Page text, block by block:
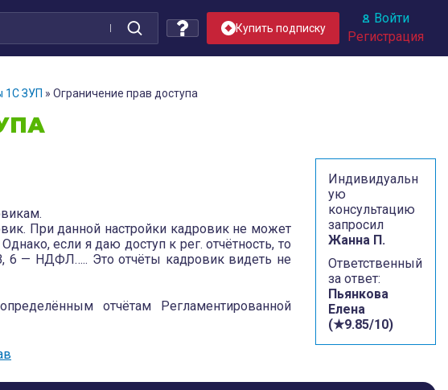
Купить подписку
Войти
Регистрация
1С ЗУП » Ограничение прав доступа
Индивидуальн
ую
консультацию
запросил
Жанна П.
Ответственный
за ответ:
Пьянкова
Елена
(★9.85/10)
При данной настройки кадровик не может
если я даю доступ к рег. отчётность, то
6 — НДФЛ….. Это отчёты кадровик видеть не
отчётам Регламентированной